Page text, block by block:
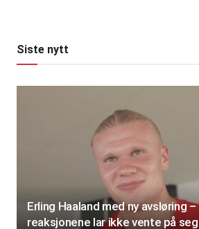
Siste nytt
Erling Haaland med ny avsløring –
reaksjonene lar ikke vente på